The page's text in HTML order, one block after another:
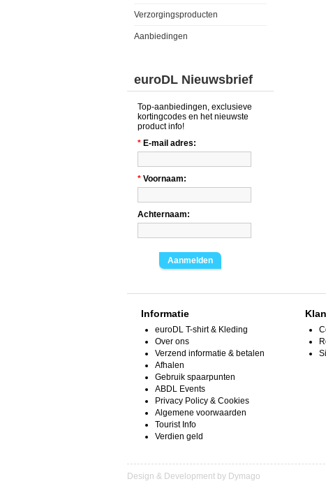
Verzorgingsproducten
Aanbiedingen
euroDL Nieuwsbrief
Top-aanbiedingen, exclusieve
kortingcodes en het nieuwste
product info!
* E-mail adres:
* Voornaam:
Achternaam:
Aanmelden
Informatie
euroDL T-shirt & Kleding
Over ons
Verzend informatie & betalen
Afhalen
Gebruik spaarpunten
ABDL Events
Privacy Policy & Cookies
Algemene voorwaarden
Tourist Info
Verdien geld
Design & Development by Dymago